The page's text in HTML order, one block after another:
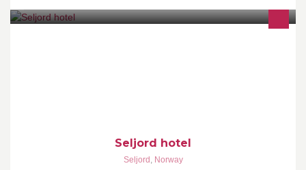
Seljord hotel
Seljord , Norway